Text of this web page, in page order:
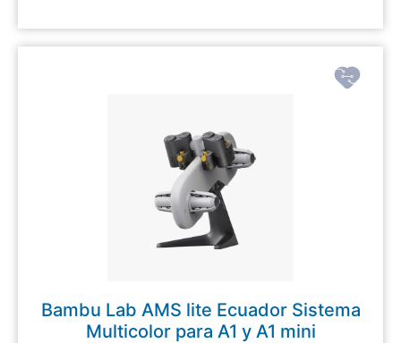
Bambu Lab AMS lite Ecuador Sistema
Multicolor para A1 y A1 mini